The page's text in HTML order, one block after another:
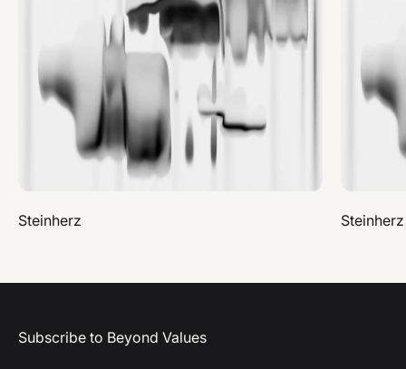
Steinherz Steinherz
Subscribe to Beyond Values